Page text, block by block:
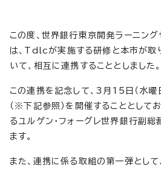
この度、世界銀行東京開発ラーニン
は、Tdlcが実施する研修と本市が取
いて、相互に連携することとしました。
この連携を記念して、3月15日（水曜
（※下記参照）を開催することとして
るユルゲン・フォーグレ世界銀行副
ます。
また、連携に係る取組の第一弾とし